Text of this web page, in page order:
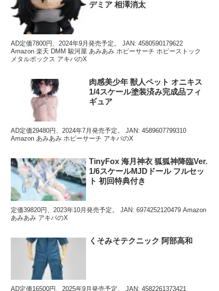
デミア 相澤消太
AD定価7800円、2024年9月発売予定。 JAN: 4580590179622
Amazon 楽天 DMM 駿河屋 あみあみ ホビーサーチ ホビーストック
メタルボックス アキバのX
肉感美少年 獣人ペット オニキス
1/4スケール塗装済み完成品フィ
ギュア
AD定価29480円、2024年7月発売予定。 JAN: 4589607799310
Amazon あみあみ ホビーサーチ アキバのX
TinyFox 海月神衣 狐狐神降臨Ver.
1/6スケールMJDドール フルセッ
ト 初回特典付き
定価39820円、2023年10月発売予定。 JAN: 6974252120479 Amazon
あみあみ アキバのX
くそみそテクニック 阿部高和
AD定価16500円、2025年9月発売予定。 JAN: 4582261373421